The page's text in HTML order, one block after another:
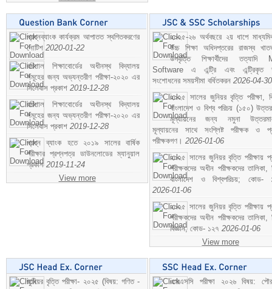
প্রশ্নব্যাংক কার্যক্রম আপাতত স্থগিতকরণের
নোটিশ 2020-01-22
বরিশাল শিক্ষাবোর্ডের অধীনস্থ বিদ্যালয়
সমূহের জন্য অভ্যন্তরীণ পরীক্ষা-২০২০ এর
সিলেবাস প্রকাশ 2019-12-28
বরিশাল শিক্ষাবোর্ডের অধীনস্থ বিদ্যালয়
সমূহের জন্য অভ্যন্তরীণ পরীক্ষা-২০২০ এর
সিলেবাস প্রকাশ 2019-12-28
প্রশ্ন ব্যাংক হতে ২০১৯ সালের বার্ষিক
পরীক্ষার প্রশ্নপত্র ডাউনলোডের ম্যানুয়াল
প্রকাশ 2019-11-24
View more
২০২৫-২৬ অর্থবছরে ২য় ধাপে
উচ্চ শিক্ষা অধিদপ্তরের রাজস্ব
উপবৃত্তি শিক্ষার্থীদের তত্যাদি
Software এ এন্ট্রি এবং এন্ট্রিকৃত
সংশোধনের সময়সীমা বর্ধিতকরন 2026-04-30
২০২৫ সালের জুনিয়র বৃত্তি পরীক্ষা,
বাংলাদেশ ও বিশ্ব পরিচয় (১৫০)
মূল্যায়নের জন্য নমুনা
মূল্যায়নের সাথে সংশ্লিষ্ট পরীক্ষক ও
পরীক্ষকগণ। 2026-01-06
২০২৫ সালের জুনিয়র বৃত্তি পরীক্ষায়
পরীক্ষকদের অধীন পরীক্ষকদের তালিকা,
বাংলাদেশ ও বিশ্বপরিচয়; কোড-
2026-01-06
২০২৫ সালের জুনিয়র বৃত্তি পরীক্ষায়
পরীক্ষকদের অধীন পরীক্ষকদের তালিকা,
বিজ্ঞান; কোড- ১২৭ 2026-01-06
View more
জুনিয়র বৃত্তি পরীক্ষা- ২০২৫ (বিষয়: গণিত -
এসএসসি পরীক্ষা ২০২৬ বিষয়: